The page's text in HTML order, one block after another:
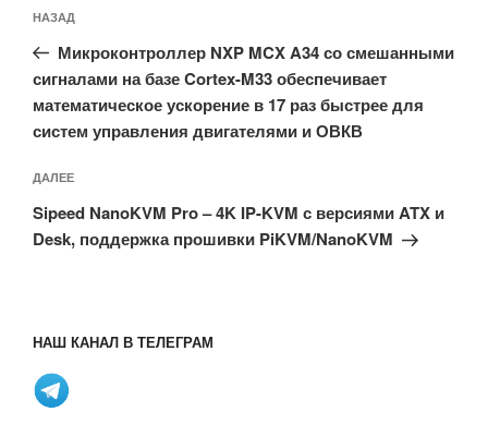
по
записям
Предыдущая
запись:
НАЗАД
Микроконтроллер NXP MCX A34 со смешанными
сигналами на базе Cortex-M33 обеспечивает
математическое ускорение в 17 раз быстрее для
систем управления двигателями и ОВКВ
Следующая
запись
ДАЛЕЕ
Sipeed NanoKVM Pro – 4K IP-KVM с версиями ATX и
Desk, поддержка прошивки PiKVM/NanoKVM
НАШ КАНАЛ В ТЕЛЕГРАМ